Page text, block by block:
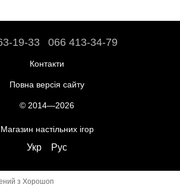
19-33 066 413-34-79
Контакти
Повна версія сайту
© 2014—2026
Магазин настільних ігор
Укр Рус
з Хорошоп